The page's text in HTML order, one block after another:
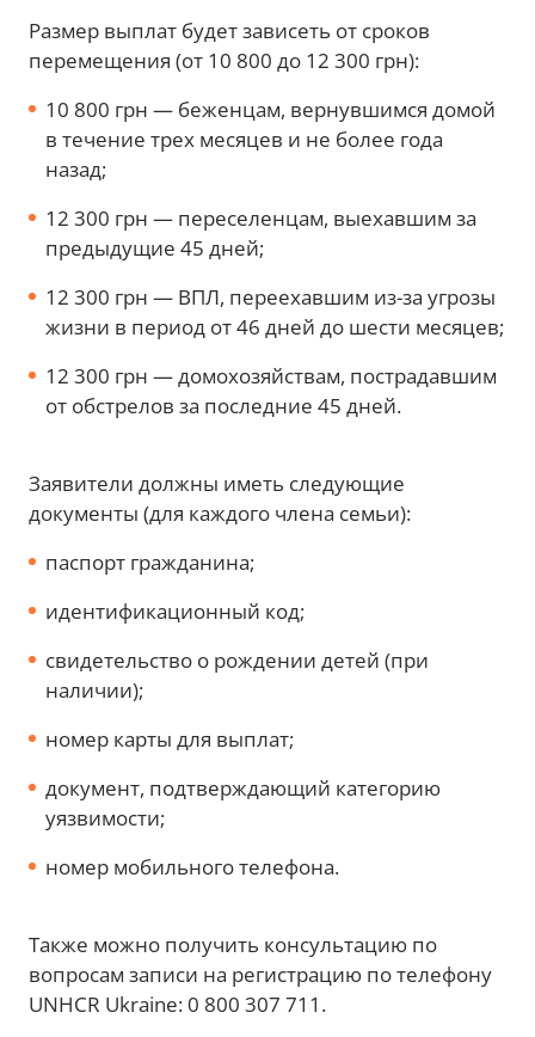
Размер выплат будет зависеть от сроков
перемещения (от 10 800 до 12 300 грн):
10 800 грн — беженцам, вернувшимся домой
в течение трех месяцев и не более года
назад;
12 300 грн — переселенцам, выехавшим за
предыдущие 45 дней;
12 300 грн — ВПЛ, переехавшим из-за угрозы
жизни в период от 46 дней до шести месяцев;
12 300 грн — домохозяйствам, пострадавшим
от обстрелов за последние 45 дней.
Заявители должны иметь следующие
документы (для каждого члена семьи):
паспорт гражданина;
идентификационный код;
свидетельство о рождении детей (при
наличии);
номер карты для выплат;
документ, подтверждающий категорию
уязвимости;
номер мобильного телефона.
Также можно получить консультацию по
вопросам записи на регистрацию по телефону
UNHCR Ukraine: 0 800 307 711.